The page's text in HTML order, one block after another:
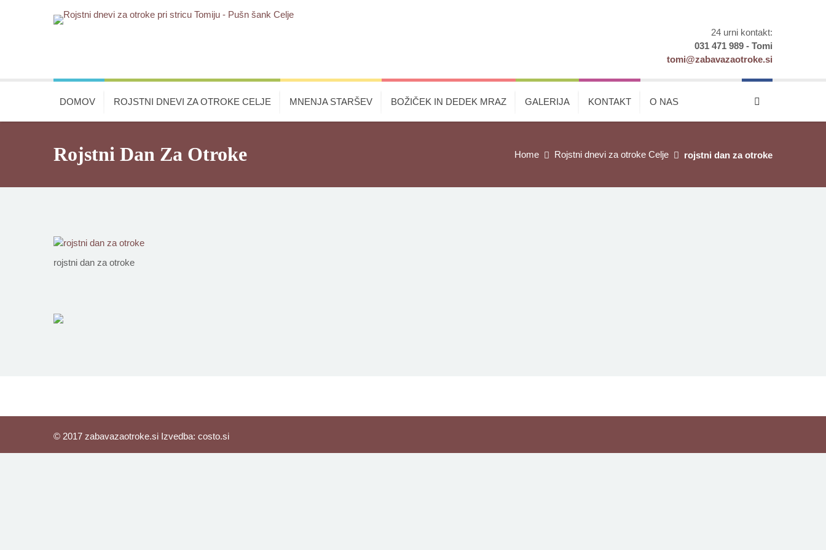
24 urni kontakt:
031 471 989 - Tomi
tomi@zabavazaotroke.si
DOMOV ROJSTNI DNEVI ZA OTROKE CELJE MNENJA STARŠEV BOŽIČEK IN DEDEK MRAZ GALERIJA KONTAKT O NAS
Rojstni Dan Za Otroke Home Rojstni dnevi za otroke Celje rojstni dan za otroke
rojstni dan za otroke
© 2017 zabavazaotroke.si Izvedba: costo.si